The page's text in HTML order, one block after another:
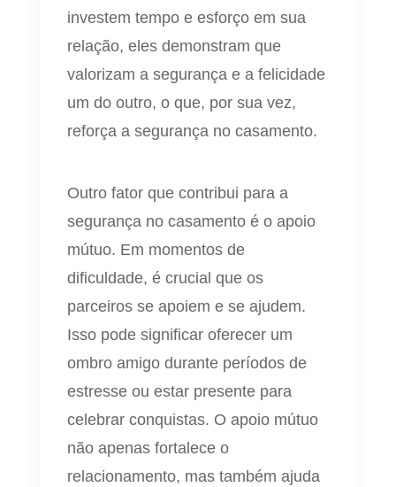
investem tempo e esforço em sua
relação, eles demonstram que
valorizam a segurança e a felicidade
um do outro, o que, por sua vez,
reforça a segurança no casamento.
Outro fator que contribui para a
segurança no casamento é o apoio
mútuo. Em momentos de
dificuldade, é crucial que os
parceiros se apoiem e se ajudem.
Isso pode significar oferecer um
ombro amigo durante períodos de
estresse ou estar presente para
celebrar conquistas. O apoio mútuo
não apenas fortalece o
relacionamento, mas também ajuda